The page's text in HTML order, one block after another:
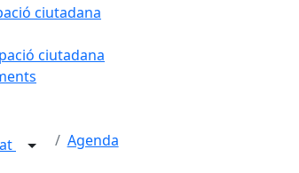
ciutadana
ciutadana
Agenda